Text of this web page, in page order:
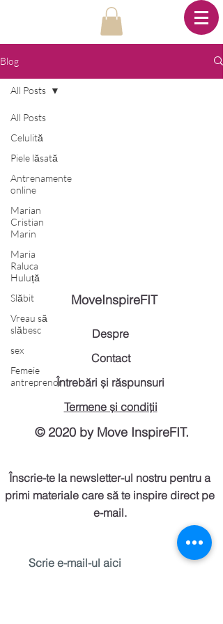
Blog
All Posts
Celulită
Piele lăsată
Antrenamente
online
Marian
Cristian
Marin
Maria
Raluca
Huluță
Slăbit
Vreau să
slăbesc
sex
Femeie
antreprenor
All Posts
MoveInspireFIT
Despre
Contact
Întrebări și răspunsuri
Termene și condiții
© 2020 by Move InspireFIT.
Înscrie-te la newsletter-ul nostru pentru a
primi materiale care să te inspire direct pe
e-mail.